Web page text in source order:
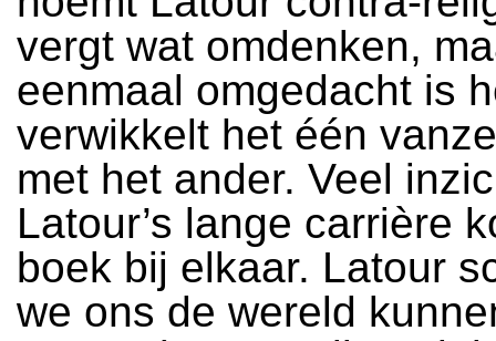
vergt wat omdenken,
eenmaal omgedacht is
verwikkelt het één
met het ander. Veel
Latour’s lange carrière
boek bij elkaar. Latour
we ons de wereld